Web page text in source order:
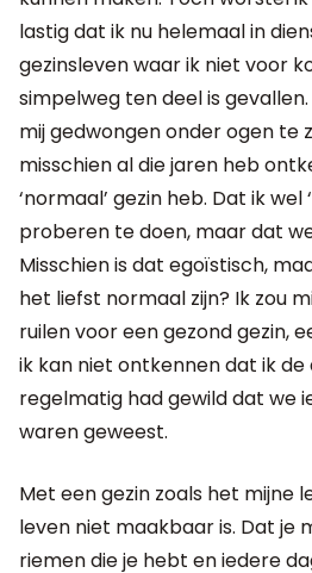
lastig dat ik nu helemaal in
gezinsleven waar ik niet voor
simpelweg ten deel is
mij gedwongen onder ogen te
misschien al die jaren heb
‘normaal’ gezin heb. Dat ik wel
proberen te doen, maar dat
Misschien is dat egoïstisch,
het liefst normaal zijn? Ik zou
ruilen voor een gezond gezin,
ik kan niet ontkennen dat ik
regelmatig had gewild dat we
waren geweest.
Met een gezin zoals het mijne
leven niet maakbaar is. Dat je
riemen die je hebt en iedere